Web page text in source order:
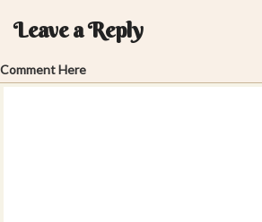
Leave a Reply
Comment Here